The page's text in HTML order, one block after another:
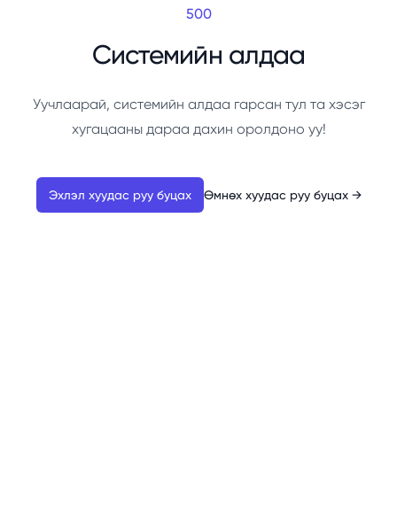
500
Системийн алдаа
Уучлаарай, системийн алдаа гарсан тул та хэсэг
хугацааны дараа дахин оролдоно уу!
Эхлэл хуудас руу буцах Өмнөх хуудас руу буцах →